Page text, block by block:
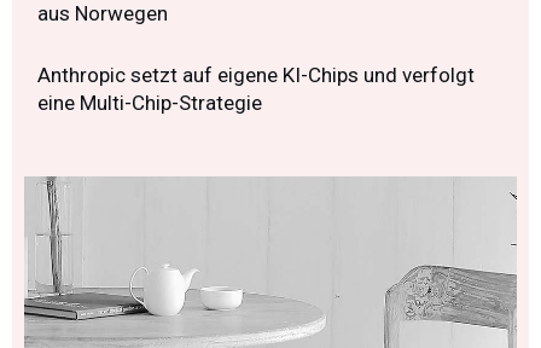
aus Norwegen
Anthropic setzt auf eigene KI-Chips und verfolgt
eine Multi-Chip-Strategie